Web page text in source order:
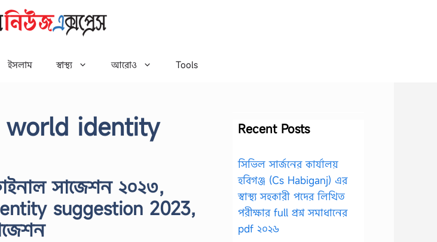
ইসলাম স্বাস্থ্য আরোও Tools
world identity
সাজেশন ২০২৩,
suggestion 2023,
Recent Posts
সিভিল সার্জনের কার্যালয়
হবিগঞ্জ (Cs Habiganj) এর
স্বাস্থ্য সহকারী পদের লিখিত
পরীক্ষার full প্রশ্ন সমাধানের
pdf ২০২৬